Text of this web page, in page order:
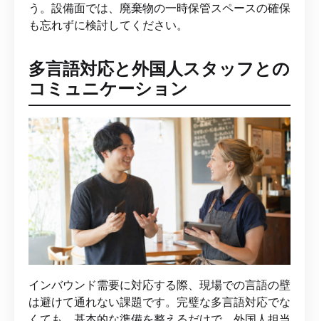
う。設備面では、廃棄物の一時保管スペースの確保
も忘れずに検討してください。
多言語対応と外国人スタッフとの
コミュニケーション
インバウンド需要に対応する際、現場での言語の壁
は避けて通れない課題です。完璧な多言語対応でな